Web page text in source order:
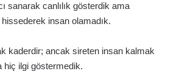
sanarak canlılık gösterdik ama
hissederek insan olamadık.
kaderdir; ancak sireten insan kalmak
hiç ilgi göstermedik.